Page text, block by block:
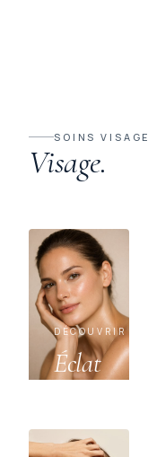
SOINS VISAGE
Visage.
DÉCOUVRIR
Éclat